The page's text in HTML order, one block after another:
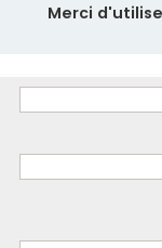
Merci